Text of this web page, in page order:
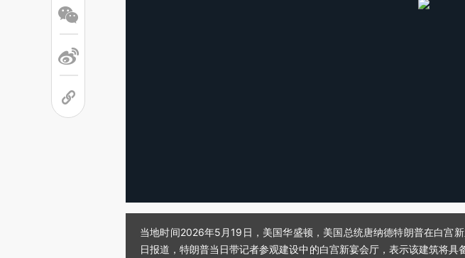
当地时间2026年5月19日，美国华盛顿，美国总统唐纳德特朗普在白宫
日报道，特朗普当日带记者参观建设中的白宫新宴会厅，表示该建筑将